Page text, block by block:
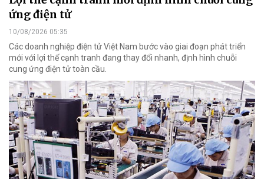
ứng điện tử
10/08/2026 05:35
Các doanh nghiệp điện tử Việt Nam bước vào giai đoạn phát triển
mới với lợi thế cạnh tranh đang thay đổi nhanh, định hình chuỗi
cung ứng điện tử toàn cầu.